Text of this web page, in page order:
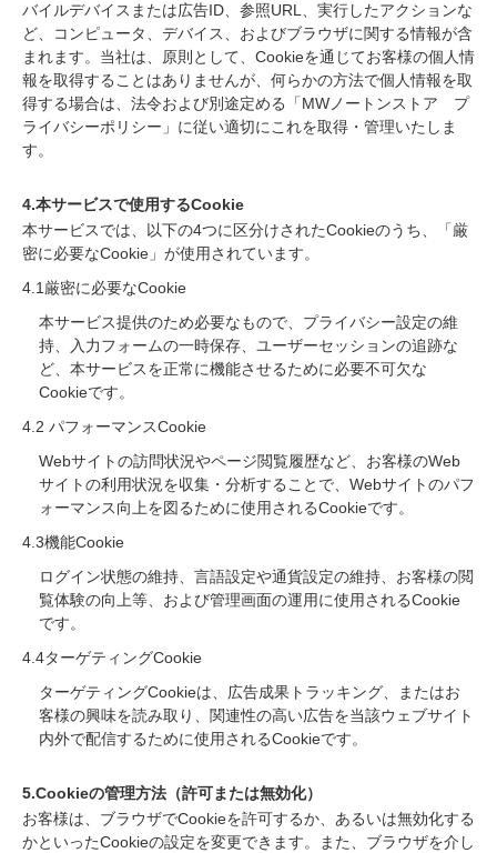
バイルデバイスまたは広告ID、参照URL、実行したアクションな
ど、コンピュータ、デバイス、およびブラウザに関する情報が含
まれます。当社は、原則として、Cookieを通じてお客様の個人情
報を取得することはありませんが、何らかの方法で個人情報を取
得する場合は、法令および別途定める「MWノートンストア プ
ライバシーポリシー」に従い適切にこれを取得・管理いたしま
す。
4.本サービスで使用するCookie
本サービスでは、以下の4つに区分けされたCookieのうち、「厳
密に必要なCookie」が使用されています。
4.1厳密に必要なCookie
本サービス提供のため必要なもので、プライバシー設定の維
持、入力フォームの一時保存、ユーザーセッションの追跡な
ど、本サービスを正常に機能させるために必要不可欠な
Cookieです。
4.2 パフォーマンスCookie
Webサイトの訪問状況やページ閲覧履歴など、お客様のWeb
サイトの利用状況を収集・分析することで、Webサイトのパフ
ォーマンス向上を図るために使用されるCookieです。
4.3機能Cookie
ログイン状態の維持、言語設定や通貨設定の維持、お客様の閲
覧体験の向上等、および管理画面の運用に使用されるCookie
です。
4.4ターゲティングCookie
ターゲティングCookieは、広告成果トラッキング、またはお
客様の興味を読み取り、関連性の高い広告を当該ウェブサイト
内外で配信するために使用されるCookieです。
5.Cookieの管理方法（許可または無効化）
お客様は、ブラウザでCookieを許可するか、あるいは無効化する
かといったCookieの設定を変更できます。また、ブラウザを介し